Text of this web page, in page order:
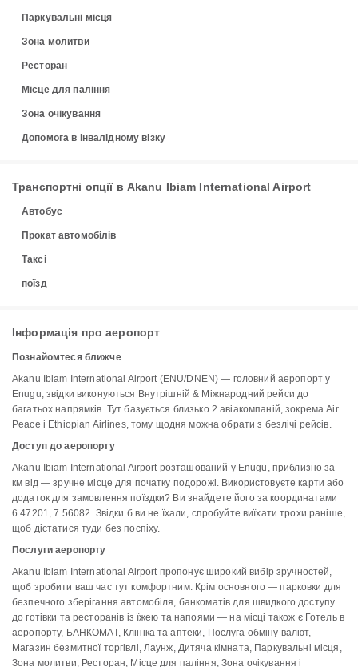
Паркувальні місця
Зона молитви
Ресторан
Місце для паління
Зона очікування
Допомога в інвалідному візку
Транспортні опції в Akanu Ibiam International Airport
Автобус
Прокат автомобілів
Таксі
поїзд
Інформація про аеропорт
Познайомтеся ближче
Akanu Ibiam International Airport (ENU/DNEN) — головний аеропорт у
Enugu, звідки виконуються Внутрішній & Міжнародний рейси до
багатьох напрямків. Тут базується близько 2 авіакомпаній, зокрема Air
Peace і Ethiopian Airlines, тому щодня можна обрати з безлічі рейсів.
Доступ до аеропорту
Akanu Ibiam International Airport розташований у Enugu, приблизно за
км від — зручне місце для початку подорожі. Використовуєте карти або
додаток для замовлення поїздки? Ви знайдете його за координатами
6.47201, 7.56082. Звідки б ви не їхали, спробуйте виїхати трохи раніше,
щоб дістатися туди без поспіху.
Послуги аеропорту
Akanu Ibiam International Airport пропонує широкий вибір зручностей,
щоб зробити ваш час тут комфортним. Крім основного — парковки для
безпечного зберігання автомобіля, банкоматів для швидкого доступу
до готівки та ресторанів із їжею та напоями — на місці також є Готель в
аеропорту, БАНКОМАТ, Клініка та аптеки, Послуга обміну валют,
Магазин безмитної торгівлі, Лаунж, Дитяча кімната, Паркувальні місця,
Зона молитви, Ресторан, Місце для паління, Зона очікування і